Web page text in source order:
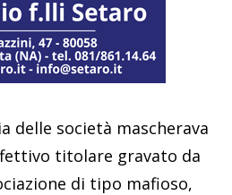
delle società mascherava
titolare gravato da
di tipo mafioso,